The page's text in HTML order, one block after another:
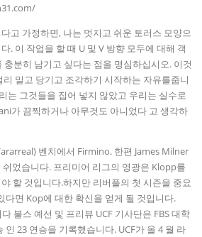
고 가정하면, 나는 멋지고 쉬운 토러스 모양으
. 이 작업을 할 때 U 및 V 방향 모두에 대해 객
충분히 남기고 싶다는 점을 명심하십시오. 이것
밀고 당기고 조각하기 시작하는 자유를줍니
는 그것들을 집어 넣지 않았고 우리는 실수로
가 끔찍하거나 아무것도 아니었다 고 생각하
벤치에서 Firmino. 한편 James Milner
었습니다. 프리미어 리그의 영광은 Klopp를
할 것입니다.하지만 리버풀의 첫 시즌을 중요
다면 Kop에 대한 확신을 얻게 될 것입니다.
불스 예선 및 프리뷰 UCF 기사단은 FBS 대학
인 23 연승을 기록했습니다. UCF가 올 4 월 라